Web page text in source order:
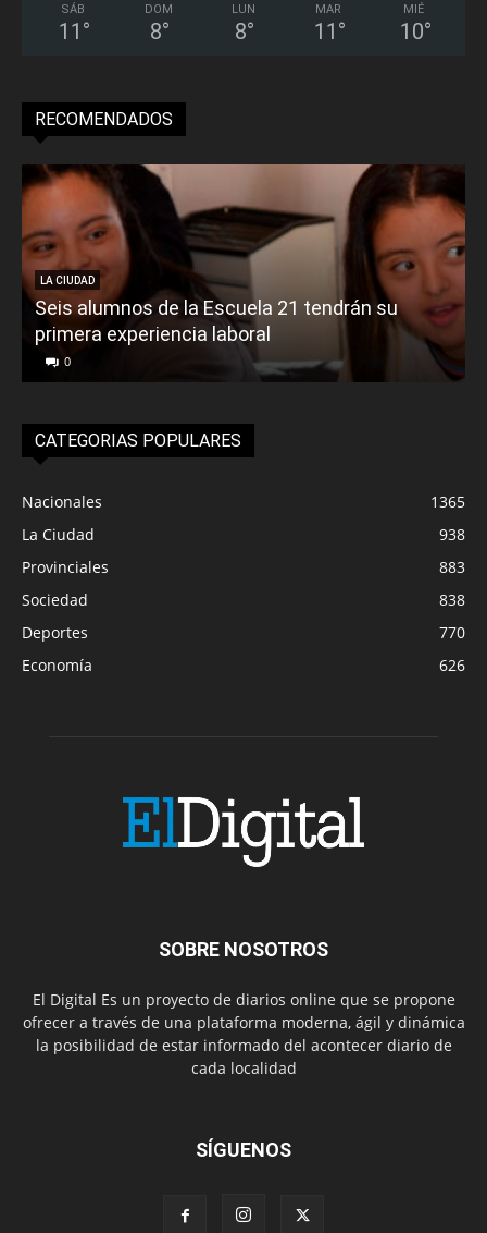
SÁB
11 °
DOM
8°
LUN
8°
MAR
11 °
MIÉ
10°
RECOMENDADOS
LA CIUDAD
Seis alumnos de la Escuela 21 tendrán su
primera experiencia laboral
0
CATEGORIAS POPULARES
Nacionales
1365
La Ciudad
938
Provinciales
883
Sociedad
838
Deportes
770
Economía
626
SOBRE NOSOTROS
El Digital Es un proyecto de diarios online que se propone
ofrecer a través de una plataforma moderna, ágil y dinámica
la posibilidad de estar informado del acontecer diario de
cada localidad
SÍGUENOS